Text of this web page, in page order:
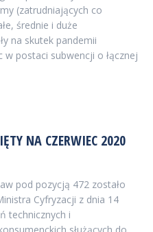
(zatrudniających co
średnie i duże
na skutek pandemii
postaci subwencji o łącznej
NA CZERWIEC 2020
pod pozycją 472 zostało
Cyfryzacji z dnia 14
technicznych i
służących do